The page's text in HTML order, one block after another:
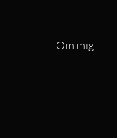
Om mig